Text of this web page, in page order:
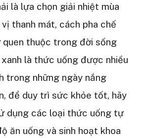
là lựa chọn giải nhiệt mùa
thanh mát, cách pha chế
quen thuộc trong đời sống
là thức uống được nhiều
trong những ngày nắng
để duy trì sức khỏe tốt, hãy
dụng các loại thức uống tự
ăn uống và sinh hoạt khoa